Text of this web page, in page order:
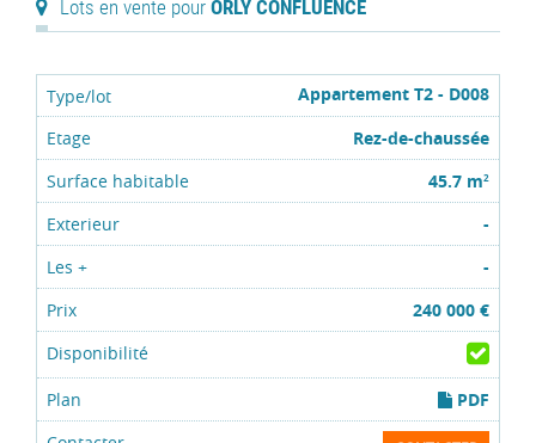
Lots en vente pour ORLY CONFLUENCE
Appartement T2 - D008
Rez-de-chaussée
45.7 m2
-
-
240 000 €
PDF